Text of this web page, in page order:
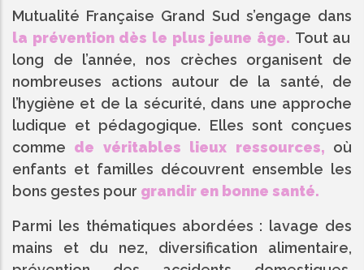
Mutualité Française Grand Sud s’engage dans
la prévention dès le plus jeune âge. Tout au
long de l’année, nos crèches organisent de
nombreuses actions autour de la santé, de
l’hygiène et de la sécurité, dans une approche
ludique et pédagogique. Elles sont conçues
comme de véritables lieux ressources, où
enfants et familles découvrent ensemble les
bons gestes pour grandir en bonne santé.
Parmi les thématiques abordées : lavage des
mains et du nez, diversification alimentaire,